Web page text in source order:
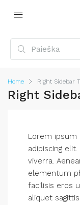
Home Right Sidebar
Right
Lorem
adipiscing
viverra.
elementum
facilisis eros
aliquet